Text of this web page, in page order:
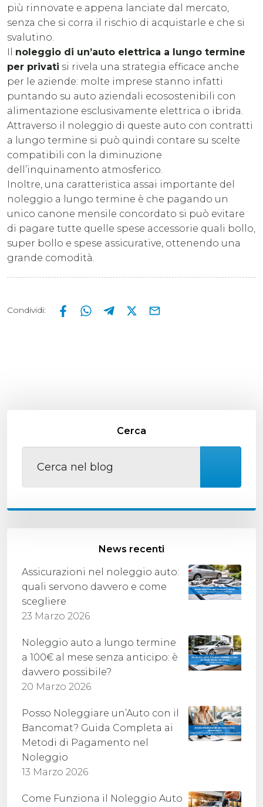
più rinnovate e appena lanciate dal mercato,
senza che si corra il rischio di acquistarle e che si
svalutino.
noleggio di un’auto elettrica a lungo termine
per privati si rivela una strategia efficace anche
per le aziende: molte imprese stanno infatti
puntando su auto aziendali ecosostenibili con
alimentazione esclusivamente elettrica o ibrida.
Attraverso il noleggio di queste auto con contratti
a lungo termine si può quindi contare su scelte
compatibili con la diminuzione
dell’inquinamento atmosferico.
Inoltre, una caratteristica assai importante del
noleggio a lungo termine è che pagando un
unico canone mensile concordato si può evitare
di pagare tutte quelle spese accessorie quali bollo,
super bollo e spese assicurative, ottenendo una
grande comodità.
Condividi:
Cerca
News recenti
Assicurazioni nel noleggio auto:
quali servono davvero e come
scegliere
23 Marzo 2026
Noleggio auto a lungo termine
a 100€ al mese senza anticipo: è
davvero possibile?
20 Marzo 2026
Posso Noleggiare un’Auto con il
Bancomat? Guida Completa ai
Metodi di Pagamento nel
Noleggio
13 Marzo 2026
Come Funziona il Noleggio Auto